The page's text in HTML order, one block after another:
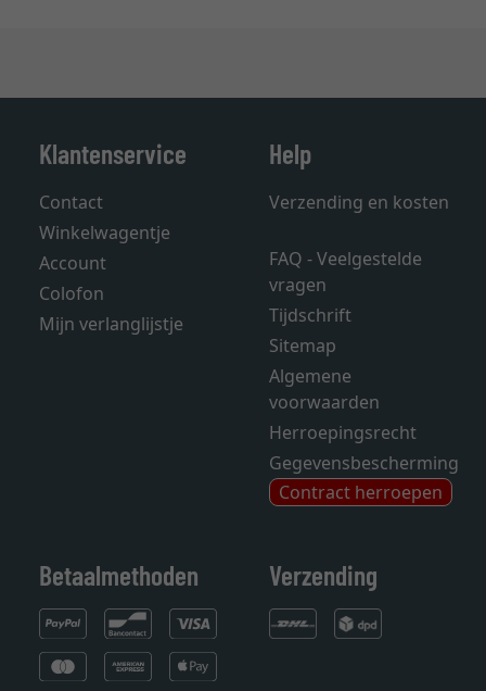
Klantenservice
Contact
Winkelwagentje
Account
Colofon
Mijn verlanglijstje
Help
Verzending en kosten
FAQ - Veelgestelde
vragen
Tijdschrift
Sitemap
Algemene
voorwaarden
Herroepingsrecht
Gegevensbescherming
Contract herroepen
Betaalmethoden Verzending